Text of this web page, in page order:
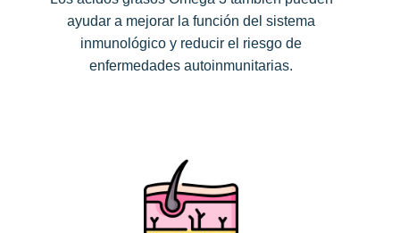
ayudar a mejorar la función del sistema
inmunológico y reducir el riesgo de
enfermedades autoinmunitarias.